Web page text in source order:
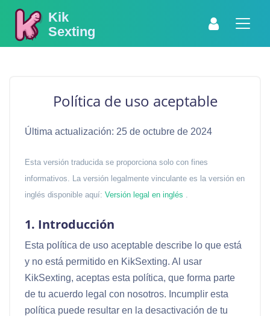
Kik
Sexting
Política de uso aceptable
Última actualización: 25 de octubre de 2024
Esta versión traducida se proporciona solo con fines
informativos. La versión legalmente vinculante es la versión en
inglés disponible aquí: Versión legal en inglés
1. Introducción
Esta política de uso aceptable describe lo que está
y no está permitido en KikSexting. Al usar
KikSexting, aceptas esta política, que forma parte
de tu acuerdo legal con nosotros. Incumplir esta
política puede resultar en la desactivación de tu